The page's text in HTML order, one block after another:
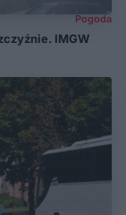
Pogoda
IMGW